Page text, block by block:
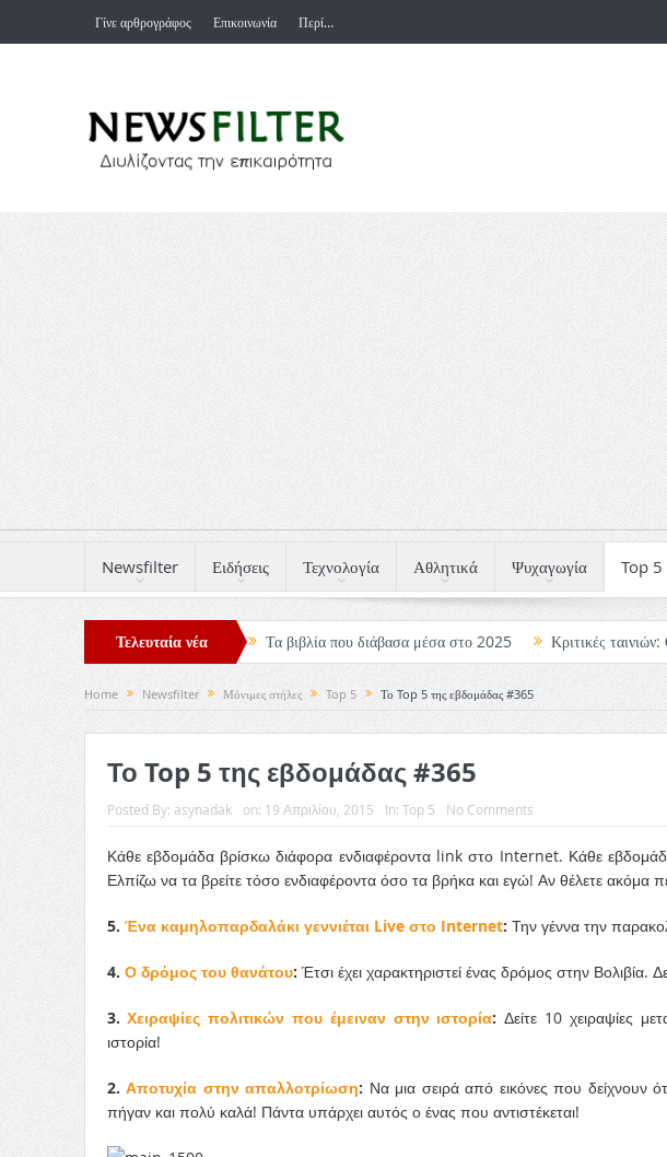
Γίνε αρθρογράφος Επικοινωνία Περί…
Newsfilter Ειδήσεις Τεχνολογία Αθλητικά Ψυχαγωγία Top 5
Τελευταία νέα Τα βιβλία που διάβασα μέσα στο 2025 Κριτικές
Σπιρτόκουτο: η απόλυτη αντισυμβατική καλοκαιρινή ταινία
Η Φροντίδα Έχει Πολλές Μορφές: Κι Όλες Σε Αφορούν
Αξίζει άραγε?
Home Newsfilter Μόνιμες στήλες Top 5 Το Top 5 της εβδομάδας #365
Το Top 5 της εβδομάδας #365
Posted By: asynadak on: 19 Απριλίου, 2015 In: Top 5 No Comments
Κάθε εβδομάδα βρίσκω διάφορα ενδιαφέροντα link στο Internet. Κάθε
Ελπίζω να τα βρείτε τόσο ενδιαφέροντα όσο τα βρήκα και εγώ! Αν θέλετε ακόμα
5. Ένα καμηλοπαρδαλάκι γεννιέται Live στο Internet: Την γέννα την
4. Ο δρόμος του θανάτου: Έτσι έχει χαρακτηριστεί ένας δρόμος στην Βολιβία.
3.Χειραψίες πολιτικών που έμειναν στην ιστορία: Δείτε 10 χειραψίες
ιστορία!
2.Αποτυχία στην απαλλοτρίωση: Να μια σειρά από εικόνες που δείχνουν
πήγαν και πολύ καλά! Πάντα υπάρχει αυτός ο ένας που αντιστέκεται!